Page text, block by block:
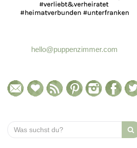
hello@puppenzimmer.com
Search
for: